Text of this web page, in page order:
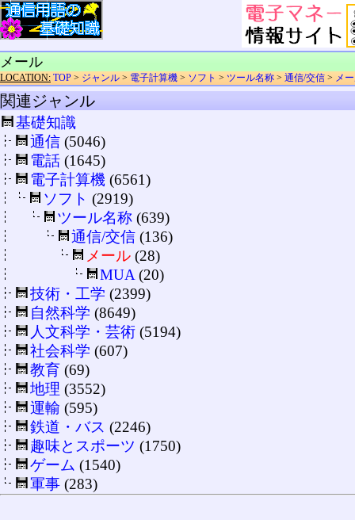
メール
LOCATION: TOP > ジャンル > 電子計算機 > ソフト > ツール名称 > 通信/交信 > メ
関連ジャンル
基礎知識
通信 (5046)
電話 (1645)
電子計算機 (6561)
ソフト (2919)
ツール名称 (639)
通信/交信 (136)
メール (28)
MUA (20)
技術・工学 (2399)
自然科学 (8649)
人文科学・芸術 (5194)
社会科学 (607)
教育 (69)
地理 (3552)
運輸 (595)
鉄道・バス (2246)
趣味とスポーツ (1750)
ゲーム (1540)
軍事 (283)